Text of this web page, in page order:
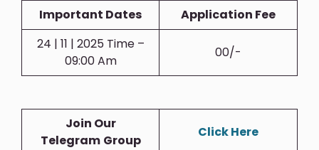
Important Dates
Application Fee
24 | 11 | 2025 Time –
09:00 Am
00/-
Join Our
Telegram Group
Click Here